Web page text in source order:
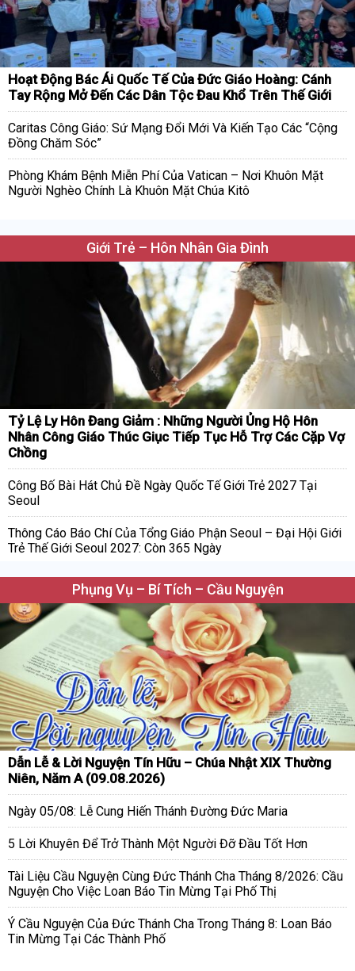
Hoạt Động Bác Ái Quốc Tế Của Đức Giáo Hoàng: Cánh
Tay Rộng Mở Đến Các Dân Tộc Đau Khổ Trên Thế Giới
Caritas Công Giáo: Sứ Mạng Đổi Mới Và Kiến Tạo Các “Cộng
Đồng Chăm Sóc”
Phòng Khám Bệnh Miễn Phí Của Vatican – Nơi Khuôn Mặt
Người Nghèo Chính Là Khuôn Mặt Chúa Kitô
Giới Trẻ – Hôn Nhân Gia Đình
Tỷ Lệ Ly Hôn Đang Giảm : Những Người Ủng Hộ Hôn
Nhân Công Giáo Thúc Giục Tiếp Tục Hỗ Trợ Các Cặp Vợ
Chồng
Công Bố Bài Hát Chủ Đề Ngày Quốc Tế Giới Trẻ 2027 Tại
Seoul
Thông Cáo Báo Chí Của Tổng Giáo Phận Seoul – Đại Hội Giới
Trẻ Thế Giới Seoul 2027: Còn 365 Ngày
Phụng Vụ – Bí Tích – Cầu Nguyện
Dẫn Lễ & Lời Nguyện Tín Hữu – Chúa Nhật XIX Thường
Niên, Năm A (09.08.2026)
Ngày 05/08: Lễ Cung Hiến Thánh Đường Đức Maria
5 Lời Khuyên Để Trở Thành Một Người Đỡ Đầu Tốt Hơn
Tài Liệu Cầu Nguyện Cùng Đức Thánh Cha Tháng 8/2026: Cầu
Nguyện Cho Việc Loan Báo Tin Mừng Tại Phố Thị
Ý Cầu Nguyện Của Đức Thánh Cha Trong Tháng 8: Loan Báo
Tin Mừng Tại Các Thành Phố